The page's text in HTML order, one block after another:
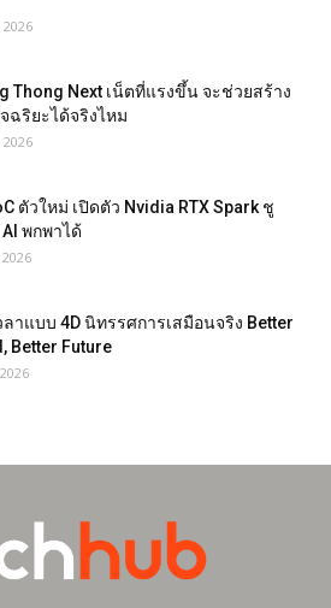
2026
Thong Next เน็ตที่แรงขึ้น จะช่วยสร้าง
ฉริยะได้จริงไหม
2026
ตัวใหม่ เปิดตัว Nvidia RTX Spark ชู
พกพาได้
ลาแบบ 4D นิทรรศการเสมือนจริง Better
Better Future